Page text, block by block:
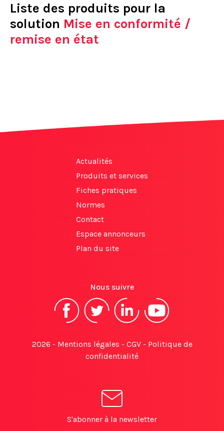
Liste des produits pour la
solution Mise en conformité /
remise en état
Actualités
Produits et services
Fiches pratiques
Normes
Contact
Espace annonceurs
Plan du site
Nous suivre
2026 - Mentions légales - CGV- Politique de
confidentialité
S'abonner à la newsletter